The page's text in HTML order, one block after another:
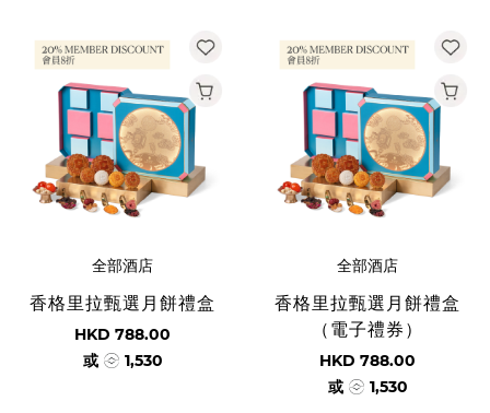
全部酒店
香格里拉甄選月餅禮盒
HKD 788.00
或
1,530
全部酒店
香格里拉甄選月餅禮盒
（電子禮券）
HKD 788.00
或
1,530